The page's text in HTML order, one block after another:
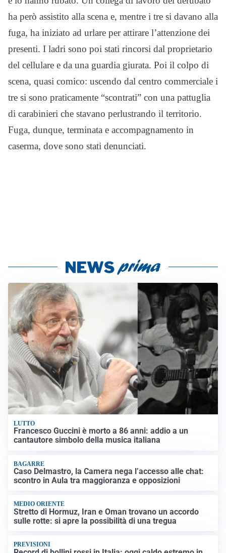
ha però assistito alla scena e, mentre i tre si davano alla
fuga, ha iniziato ad urlare per attirare l’attenzione dei
presenti. I ladri sono poi stati rincorsi dal proprietario
del cellulare e da una guardia giurata. Poi il colpo di
scena, quasi comico: uscendo dal centro commerciale i
tre si sono praticamente “scontrati” con una pattuglia
di carabinieri che stavano perlustrando il territorio.
Fuga, dunque, terminata e accompagnamento in
caserma, dove sono stati denunciati.
LUTTO
Francesco Guccini è morto a 86 anni: addio a un
cantautore simbolo della musica italiana
BAGARRE
Caso Delmastro, la Camera nega l’accesso alle chat:
scontro in Aula tra maggioranza e opposizioni
MEDIO ORIENTE
Stretto di Hormuz, Iran e Oman trovano un accordo
sulle rotte: si apre la possibilità di una tregua
PREVISIONI